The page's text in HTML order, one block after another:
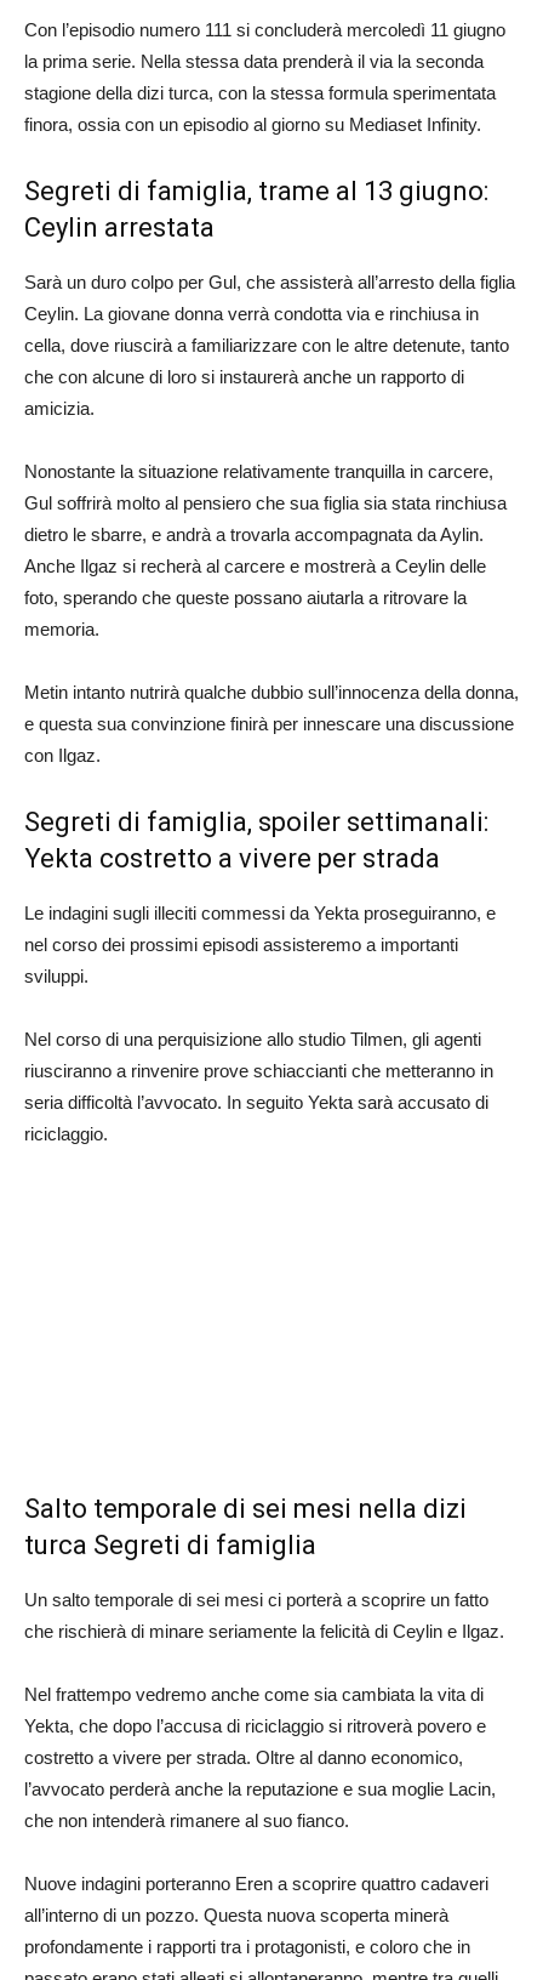
Con l’episodio numero 111 si concluderà mercoledì 11 giugno
la prima serie. Nella stessa data prenderà il via la seconda
stagione della dizi turca, con la stessa formula sperimentata
finora, ossia con un episodio al giorno su Mediaset Infinity.
Segreti di famiglia, trame al 13 giugno:
Ceylin arrestata
Sarà un duro colpo per Gul, che assisterà all’arresto della figlia
Ceylin. La giovane donna verrà condotta via e rinchiusa in
cella, dove riuscirà a familiarizzare con le altre detenute, tanto
che con alcune di loro si instaurerà anche un rapporto di
amicizia.
Nonostante la situazione relativamente tranquilla in carcere,
Gul soffrirà molto al pensiero che sua figlia sia stata rinchiusa
dietro le sbarre, e andrà a trovarla accompagnata da Aylin.
Anche Ilgaz si recherà al carcere e mostrerà a Ceylin delle
foto, sperando che queste possano aiutarla a ritrovare la
memoria.
Metin intanto nutrirà qualche dubbio sull’innocenza della donna,
e questa sua convinzione finirà per innescare una discussione
con Ilgaz.
Segreti di famiglia, spoiler settimanali:
Yekta costretto a vivere per strada
Le indagini sugli illeciti commessi da Yekta proseguiranno, e
nel corso dei prossimi episodi assisteremo a importanti
sviluppi.
Nel corso di una perquisizione allo studio Tilmen, gli agenti
riusciranno a rinvenire prove schiaccianti che metteranno in
seria difficoltà l’avvocato. In seguito Yekta sarà accusato di
riciclaggio.
Salto temporale di sei mesi nella dizi
turca Segreti di famiglia
Un salto temporale di sei mesi ci porterà a scoprire un fatto
che rischierà di minare seriamente la felicità di Ceylin e Ilgaz.
Nel frattempo vedremo anche come sia cambiata la vita di
Yekta, che dopo l’accusa di riciclaggio si ritroverà povero e
costretto a vivere per strada. Oltre al danno economico,
l’avvocato perderà anche la reputazione e sua moglie Lacin,
che non intenderà rimanere al suo fianco.
Nuove indagini porteranno Eren a scoprire quattro cadaveri
all’interno di un pozzo. Questa nuova scoperta minerà
profondamente i rapporti tra i protagonisti, e coloro che in